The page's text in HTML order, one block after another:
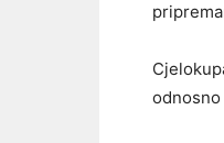
odnosno